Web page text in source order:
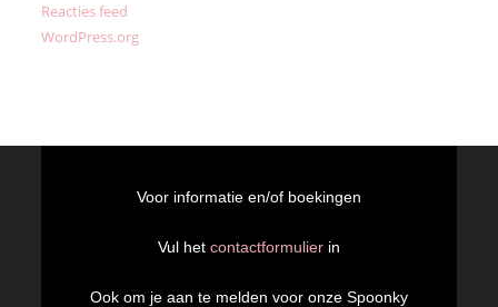
Reacties feed
WordPress.org
Voor informatie en/of boekingen
Vul het contactformulier in
Ook om je aan te melden voor onze Spoonky